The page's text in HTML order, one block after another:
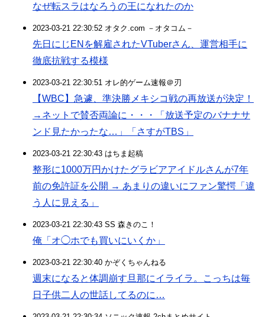
なぜ転スラはなろうの王になれたのか
2023-03-21 22:30:52 オタク.com －オタコム－
先日にじENを解雇されたVTuberさん、運営相手に
徹底抗戦する模様
2023-03-21 22:30:51 オレ的ゲーム速報＠刃
【WBC】急遽、準決勝メキシコ戦の再放送が決定！
→ネットで賛否両論に・・・「放送予定のバナナサ
ンド見たかったな…」「さすがTBS」
2023-03-21 22:30:43 はちま起稿
整形に1000万円かけたグラビアアイドルさんが7年
前の免許証を公開 → あまりの違いにファン驚愕「違
う人に見える」
2023-03-21 22:30:43 SS 森きのこ！
俺「オ◯ホでも買いにいくか」
2023-03-21 22:30:40 かぞくちゃんねる
週末になると体調崩す旦那にイライラ。こっちは毎
日子供二人の世話してるのに…